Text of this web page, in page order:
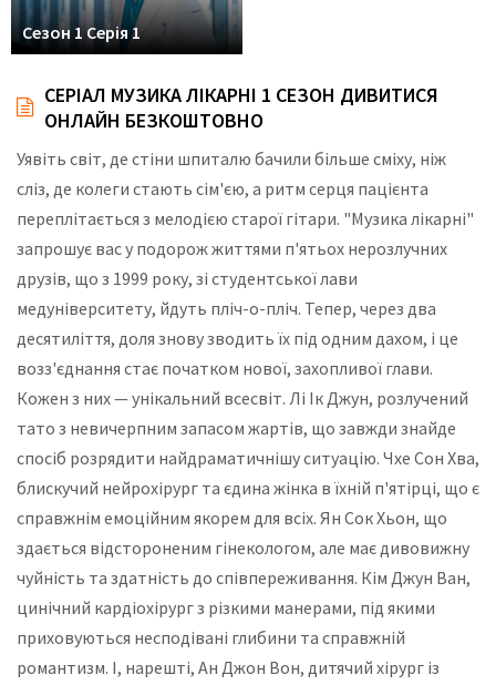
Сезон 1 Серія 1
СЕРІАЛ МУЗИКА ЛІКАРНІ 1 СЕЗОН ДИВИТИСЯ
ОНЛАЙН БЕЗКОШТОВНО
Уявіть світ, де стіни шпиталю бачили більше сміху, ніж
сліз, де колеги стають сім'єю, а ритм серця пацієнта
переплітається з мелодією старої гітари. "Музика лікарні"
запрошує вас у подорож життями п'ятьох нерозлучних
друзів, що з 1999 року, зі студентської лави
медуніверситету, йдуть пліч-о-пліч. Тепер, через два
десятиліття, доля знову зводить їх під одним дахом, і це
возз'єднання стає початком нової, захопливої глави.
Кожен з них — унікальний всесвіт. Лі Ік Джун, розлучений
тато з невичерпним запасом жартів, що завжди знайде
спосіб розрядити найдраматичнішу ситуацію. Чхе Сон Хва,
блискучий нейрохірург та єдина жінка в їхній п'ятірці, що є
справжнім емоційним якорем для всіх. Ян Сок Хьон, що
здається відстороненим гінекологом, але має дивовижну
чуйність та здатність до співпереживання. Кім Джун Ван,
цинічний кардіохірург з різкими манерами, під якими
приховуються несподівані глибини та справжній
романтизм. І, нарешті, Ан Джон Вон, дитячий хірург із